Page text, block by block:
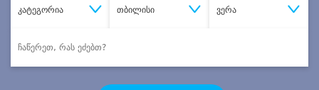
კატეგორია თბილისი ვერა